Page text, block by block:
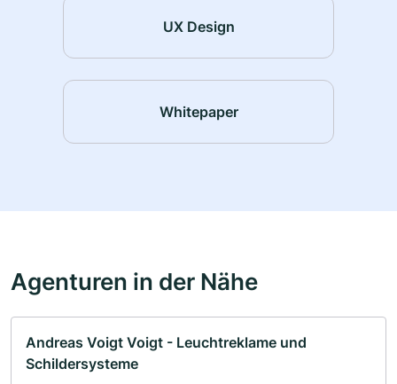
UX Design
Whitepaper
Agenturen in der Nähe
Andreas Voigt Voigt - Leuchtreklame und
Schildersysteme